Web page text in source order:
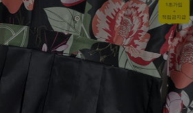
1초가입
+
적립금지급